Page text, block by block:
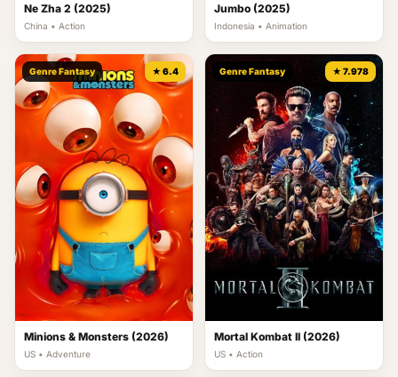
Ne Zha 2 (2025)
China • Action
Jumbo (2025)
Indonesia • Animation
Genre Fantasy ★ 6.4
Minions & Monsters (2026)
US • Adventure
Genre Fantasy ★ 7.978
Mortal Kombat II (2026)
US • Action